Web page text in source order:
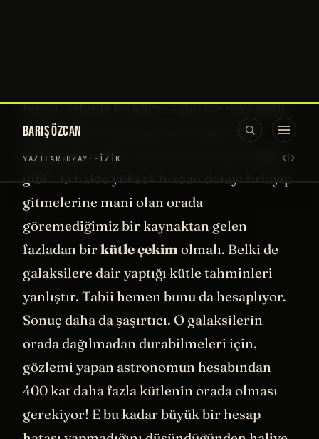
buysa, aslında bu küme sabit bir yapı değil
ve galaksiler alıp başlarını başka yere
doğru gidecekler. Ama durum böyle
gibi
5
. O halde yüksek hızdan dolayı fırlayıp
gitmelerine mani olan orada
göremediğimiz bir kaynaktan gelen
fazladan bir
kütle çekim
olmalı. Belki de
galaksilere dair yaptığı kütle tahminleri
yanlıştır. Tabii hemen bunu da hesaplıyor.
Sonuç daha da şaşırtıcı. O galaksilerin
orada dağılmadan durabilmeleri için,
gözlemi yapan astronomun hesabından
400 kat daha fazla kütlenin orada olması
gerekiyor! E bu kadar büyük bir hesap